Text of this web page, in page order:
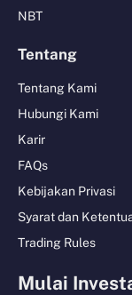
NBT
Tentang
Tentang Kami
Hubungi Kami
Karir
FAQs
Kebijakan Privasi
Syarat dan
Trading Rules
Mulai